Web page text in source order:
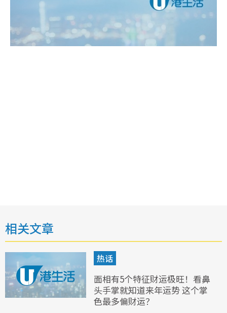
相关文章
热话
面相有5个特征财运极旺！看鼻
头手掌就知道来年运势 这个掌
色最多偏财运？